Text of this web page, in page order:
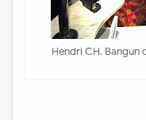
Hendri CH. Bangun